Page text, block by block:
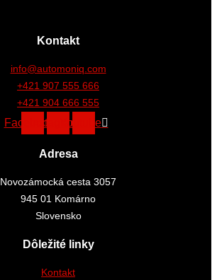
Kontakt
info@automoniq.com
+421 907 555 666
+421 904 666 555
FacebookInstagramYoutube
Adresa
Novozámocká cesta 3057
945 01 Komárno
Slovensko
Dôležité linky
Kontakt